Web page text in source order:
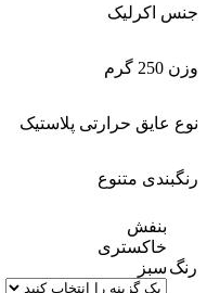
جنس اکرلیک
وزن 250 گرم
نوع عایق حرارتی پلاستیک
رنگبندی متنوع
رنگ
بنفش
خاکستری
سبز